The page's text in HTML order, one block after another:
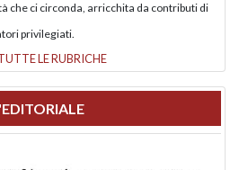
che ci circonda, arricchita da contributi di
privilegiati.
LE RUBRICHE